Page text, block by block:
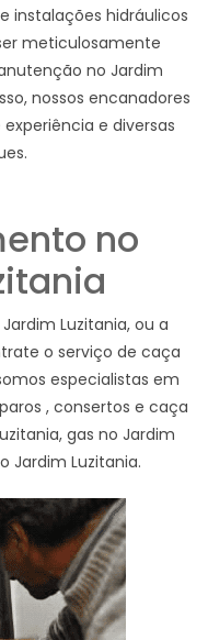
instalações hidráulicos
meticulosamente
no Jardim
nossos encanadores
e diversas
no
Luzitania, ou a
o serviço de caça
especialistas em
, consertos e caça
gas no Jardim
Jardim Luzitania.